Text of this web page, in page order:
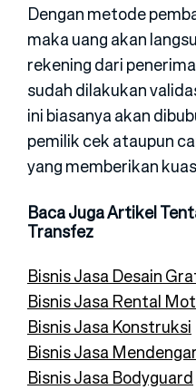
Dengan metode
maka uang akan
rekening dari
sudah dilakukan
ini biasanya akan
pemilik cek ataupun
yang memberikan
Baca Juga Artikel
Transfez
Bisnis Jasa Desain
Bisnis Jasa Rental
Bisnis Jasa Konstruksi
Bisnis Jasa
Bisnis Jasa Bodyguard